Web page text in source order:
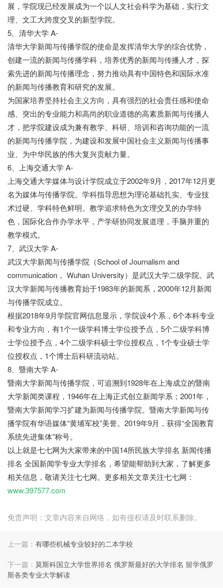
展，学院现已经发展成为一个以人文社会科学为基础，实行文
理、文工大跨度交叉的新型学院。
5、清华大学 A-
清华大学新闻与传播学院的使命是发挥清华大学的综合优势，
创建一流的新闻与传播学科，培养优秀的新闻与传播人才，探
索先进的新闻与传播理念，努力推动具有中国特色和国际水准
的新闻与传播教育和研究的发展。
为国家培养坚持社会主义方向，具有强烈的社会责任感和使命
感、突出的专业能力和高尚的职业道德的高素质新闻与传播人
才，把学院建设成为兼有教学、科研、培训和咨询功能的一流
的新闻与传播学院，为建设和发展中国社会主义新闻与传播事
业、为中华民族的伟大复兴贡献力量。
6、上海交通大学 A-
上海交通大学媒体与设计学院成立于2002年9月，2017年12月更
名为媒体与传播学院。学科指导思想为理论基础扎实、专业技
术过硬、学科特色鲜明。教学追求特色为文理交叉的办学特
色，国际化合作办学水平，产学研协同发展道理，手脑并重的
教学模式。
7、武汉大学 A-
武汉大学新闻与传播学院（School of Journalism and
communication， Wuhan University）是武汉大学二级学院。武
汉大学新闻与传播教育始于1983年的新闻系，2000年12月新闻
与传播学院成立。
根据2018年9月学院官网信息显示，学院设4个系，6个本科专业
和专业方向，有1个一级学科博士学位授予点，5个二级学科博
士学位授予点，4个二级学科硕士学位授权点，1个专业硕士学
位授权点，1个博士后科研流动站。
8、暨南大学 A-
暨南大学新闻与传播学院，可追溯到1928年在上海成立的暨南
大学新闻类课程，1946年在上海正式创立新闻学系；2001年，
暨南大学新闻学习扩建为新闻与传播学院。暨南大学新闻与传
播学院有华语媒体“黄埔军校”美誉。2019年9月，获得“全国教育
系统先进集体”称号。
以上就是七七网为大家带来的中国14所民族大学排名 新闻传播
排名 全国新闻学专业大学排名，希望能帮助到大家，了解更多
相关信息，敬请关注七七网。更多相关文章关注七七网：
www.397577.com
免责声明：文章内容来自网络，如有侵权请及时联系删除。
上一篇： 有哪些机械专业较好的二本学校
下一篇： 莫斯科国立大学世界排名 俄罗斯最好的大学排名 留学俄罗
斯各类专业大学解读